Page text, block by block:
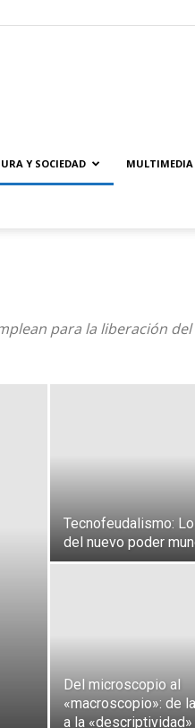
Y SOCIEDAD MULTIMEDIA
para la liberación
Tecnofeudalismo:
del nuevo poder
Del microscopio al
«macroscopio»: de
a la «descriptividad»